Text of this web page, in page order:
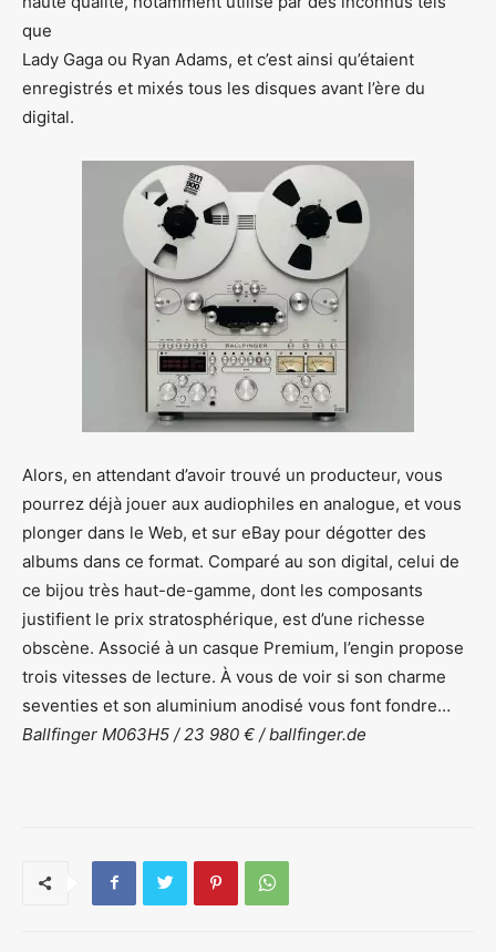
que
Lady Gaga ou Ryan Adams, et c’est ainsi qu’étaient
enregistrés et mixés tous les disques avant l’ère du
digital.
Alors, en attendant d’avoir trouvé un producteur, vous
pourrez déjà jouer aux audiophiles en analogue, et vous
plonger dans le Web, et sur eBay pour dégotter des
albums dans ce format. Comparé au son digital, celui de
ce bijou très haut-de-gamme, dont les composants
justifient le prix stratosphérique, est d’une richesse
obscène. Associé à un casque Premium, l’engin propose
trois vitesses de lecture. À vous de voir si son charme
seventies et son aluminium anodisé vous font fondre…
Ballfinger M063H5 / 23 980 € / ballfinger.de